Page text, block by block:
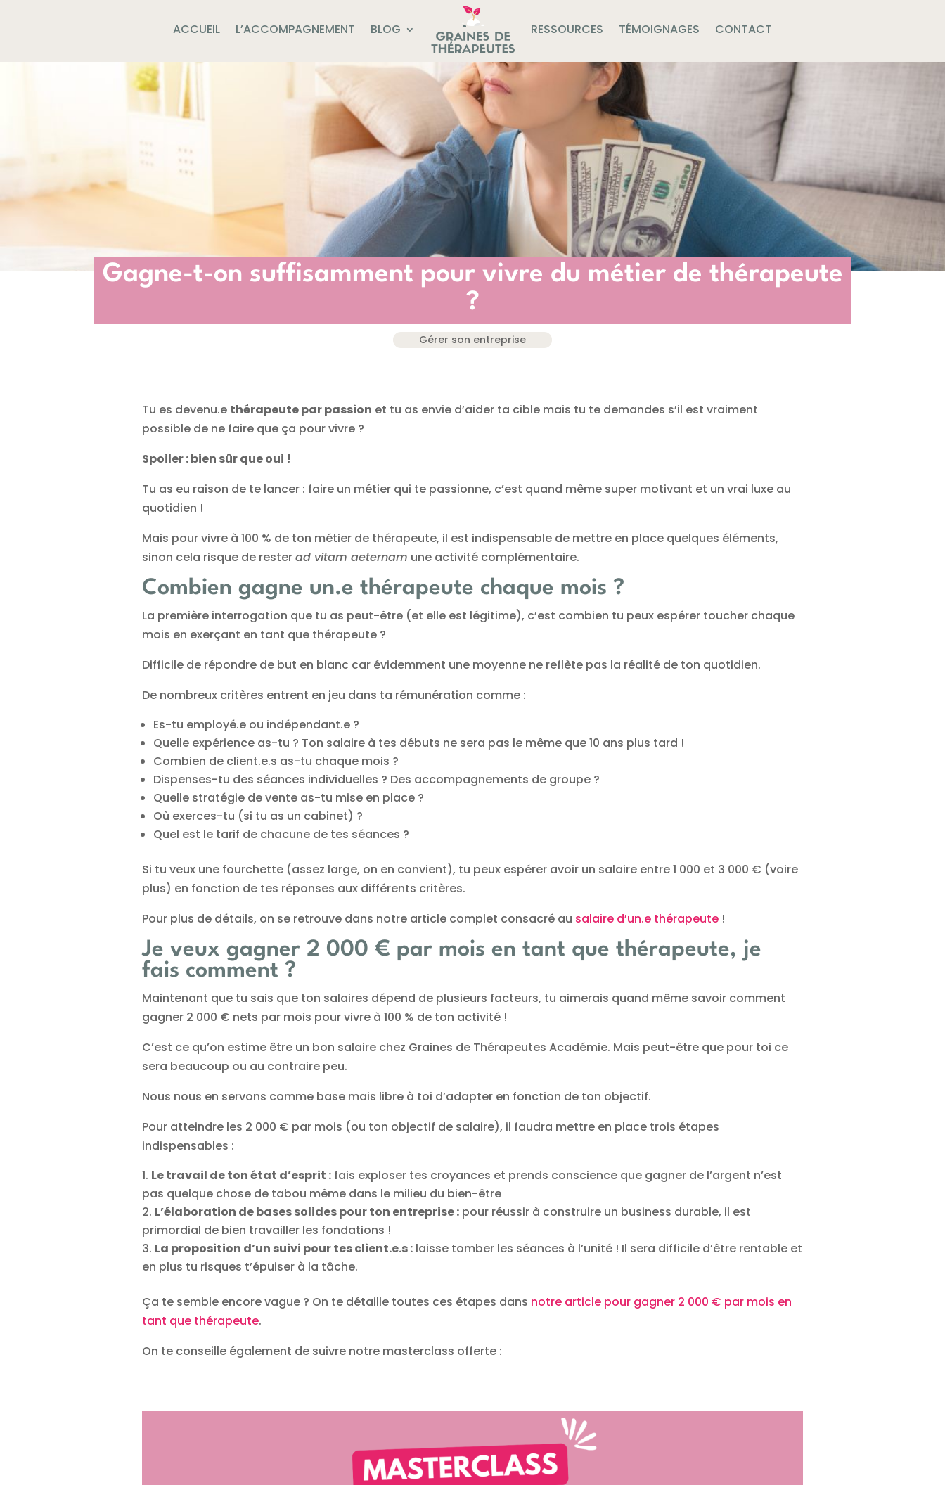
ACCUEIL L’ACCOMPAGNEMENT BLOG RESSOURCES TÉMOIGNAGES CONTACT
Gagne-t-on suffisamment pour vivre du métier de thérapeute
?
Gérer son entreprise
Tu es devenu.e thérapeute par passion et tu as envie d’aider ta cible mais tu te demandes s’il est vraiment
possible de ne faire que ça pour vivre ?
Spoiler : bien sûr que oui !
Tu as eu raison de te lancer : faire un métier qui te passionne, c’est quand même super motivant et un vrai luxe au
quotidien !
Mais pour vivre à 100 % de ton métier de thérapeute, il est indispensable de mettre en place quelques éléments,
sinon cela risque de resterad vitam aeternam une activité complémentaire.
Combien gagne un.e thérapeute chaque mois ?
La première interrogation que tu as peut-être (et elle est légitime), c’est combien tu peux espérer toucher chaque
mois en exerçant en tant que thérapeute ?
Difficile de répondre de but en blanc car évidemment une moyenne ne reflète pas la réalité de ton quotidien.
De nombreux critères entrent en jeu dans ta rémunération comme :
Es-tu employé.e ou indépendant.e ?
Quelle expérience as-tu ? Ton salaire à tes débuts ne sera pas le même que 10 ans plus tard !
Combien de client.e.s as-tu chaque mois ?
Dispenses-tu des séances individuelles ? Des accompagnements de groupe ?
Quelle stratégie de vente as-tu mise en place ?
Où exerces-tu (si tu as un cabinet) ?
Quel est le tarif de chacune de tes séances ?
Si tu veux une fourchette (assez large, on en convient), tu peux espérer avoir un salaire entre 1 000 et 3 000 € (voire
plus) en fonction de tes réponses aux différents critères.
Pour plus de détails, on se retrouve dans notre article complet consacré au salaire d’un.e thérapeute!
Je veux gagner 2 000 € par mois en tant que thérapeute, je
fais comment ?
Maintenant que tu sais que ton salaires dépend de plusieurs facteurs, tu aimerais quand même savoir comment
gagner 2 000 € nets par mois pour vivre à 100 % de ton activité !
C’est ce qu’on estime être un bon salaire chez Graines de Thérapeutes Académie. Mais peut-être que pour toi ce
sera beaucoup ou au contraire peu.
Nous nous en servons comme base mais libre à toi d’adapter en fonction de ton objectif.
Pour atteindre les 2 000 € par mois (ou ton objectif de salaire), il faudra mettre en place trois étapes
indispensables :
Le travail de ton état d’esprit :fais exploser tes croyances et prends conscience que gagner de l’argent n’est
pas quelque chose de tabou même dans le milieu du bien-être
L’élaboration de bases solides pour ton entreprise :pour réussir à construire un business durable, il est
primordial de bien travailler les fondations !
La proposition d’un suivi pour tes client.e.s :laisse tomber les séances à l’unité ! Il sera difficile d’être rentable et
en plus tu risques t’épuiser à la tâche.
Ça te semble encore vague ? On te détaille toutes ces étapes dans notre article pour gagner 2 000 € par mois en
tant que thérapeute.
On te conseille également de suivre notre masterclass offerte :